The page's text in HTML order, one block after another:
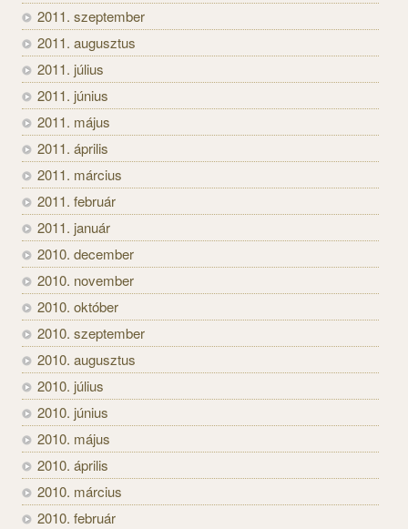
2011. szeptember
2011. augusztus
2011. július
2011. június
2011. május
2011. április
2011. március
2011. február
2011. január
2010. december
2010. november
2010. október
2010. szeptember
2010. augusztus
2010. július
2010. június
2010. május
2010. április
2010. március
2010. február